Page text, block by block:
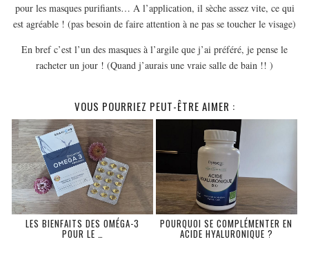
pour les masques purifiants… A l’application, il sèche assez vite, ce qui
est agréable ! (pas besoin de faire attention à ne pas se toucher le visage)
En bref c’est l’un des masques à l’argile que j’ai préféré, je pense le
racheter un jour ! (Quand j’aurais une vraie salle de bain !! )
VOUS POURRIEZ PEUT-ÊTRE AIMER :
LES BIENFAITS DES OMÉGA-3
POUR LE …
POURQUOI SE COMPLÉMENTER EN
ACIDE HYALURONIQUE ?